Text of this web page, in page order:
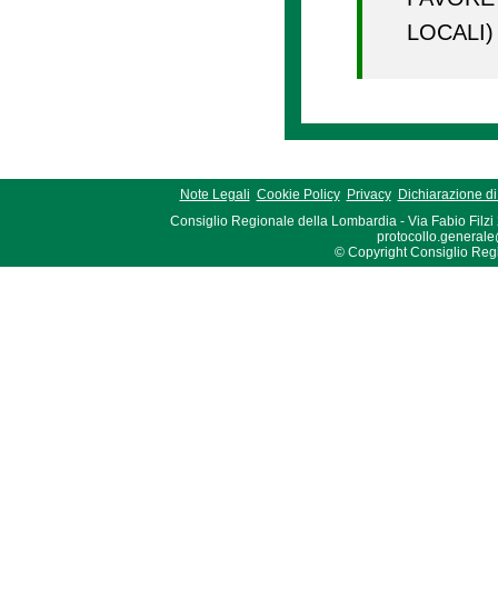
Note Legali Cookie Policy Privacy
Dichiarazione
Consiglio Regionale della Lombardia - Via Fabio Filzi
© Copyright Consiglio